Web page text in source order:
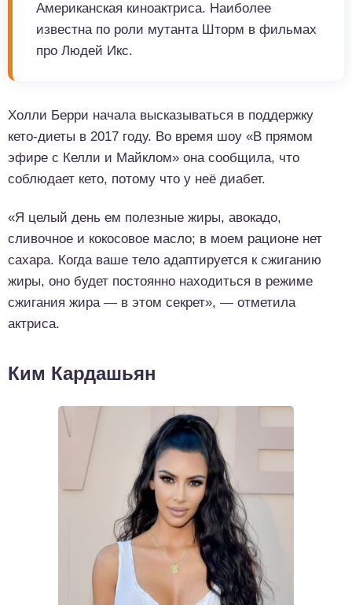
Американская киноактриса. Наиболее
известна по роли мутанта Шторм в фильмах
про Людей Икс.
Холли Берри начала высказываться в поддержку
кето-диеты в 2017 году. Во время шоу «В прямом
эфире с Келли и Майклом» она сообщила, что
соблюдает кето, потому что у неё диабет.
«Я целый день ем полезные жиры, авокадо,
сливочное и кокосовое масло; в моем рационе нет
сахара. Когда ваше тело адаптируется к сжиганию
жиры, оно будет постоянно находиться в режиме
сжигания жира — в этом секрет», — отметила
актриса.
Ким Кардашьян